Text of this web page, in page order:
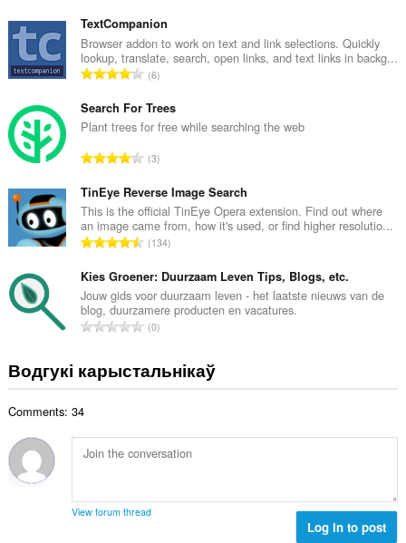
з
н
а
к
ў
:
TextCompanion
Browser addon to work on text and link selections. Quickly
lookup, translate, search, open links, and text links in backg...
А
з
н
к
ў
:
6
Search For Trees
Plant trees for free while searching the web
А
з
н
а
к
ў
:
3
TinEye Reverse Image Search
This is the official TinEye Opera extension. Find out where
an image came from, how it's used, or find higher resolutio...
А
з
н
а
к
ў
:
134
Kies Groener: Duurzaam Leven Tips, Blogs, etc.
Jouw gids voor duurzaam leven - het laatste nieuws van de
blog, duurzamere producten en vacatures.
А
н
а
ў
0
Водгукі карыстальнікаў
Comments: 34
View forum thread
Log in to post